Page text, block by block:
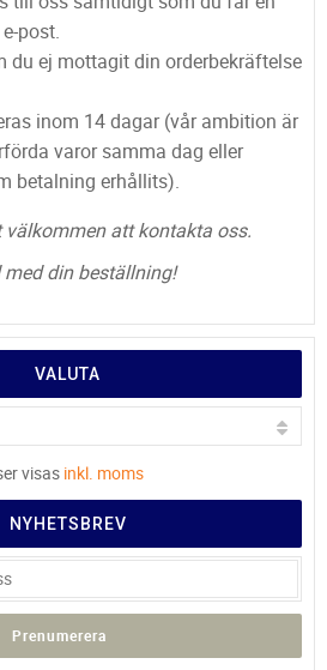
post.
du ej mottagit din orderbekräftelse
inom 14 dagar (vår ambition är
varor samma dag eller
betalning erhållits).
att kontakta oss.
din beställning!
VALUTA
visas inkl. moms
NYHETSBREV
Prenumerera